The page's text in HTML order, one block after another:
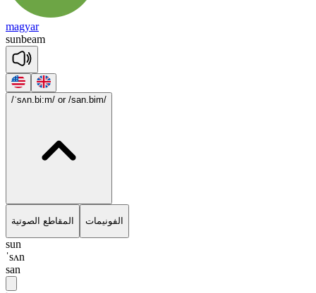
magyar
sunbeam
/ˈsʌn.bi:m/ or /san.bim/
المقاطع الصوتية الفونيمات
sun
ˈsʌn
san